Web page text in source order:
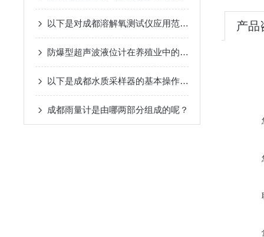
以下是对成都溶解氧测试仪应用范围的详细归纳
防爆型超声波液位计在养殖业中的应用
以下是成都水质采样器的基本操作步骤
成都雨量计是由哪两部分组成的呢？
产品